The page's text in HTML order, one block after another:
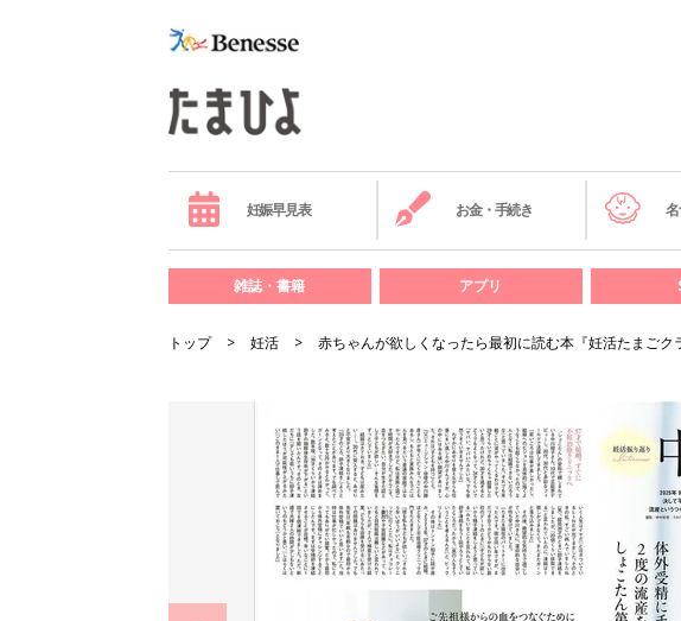
妊娠早見表 お金・手続き
雑誌・書籍 アプリ
トップ 妊活 赤ちゃんが欲しくなったら最初に読む本『妊活たまご